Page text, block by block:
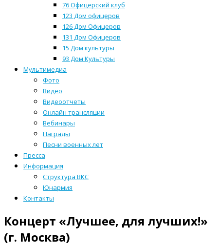
76 Офицерский клуб
123 Дом офицеров
126 Дом Офицеров
131 Дом Офицеров
15 Дом культуры
93 Дом Культуры
Мультимедиа
Фото
Видео
Видеоотчеты
Онлайн трансляции
Вебинары
Награды
Песни военных лет
Пресса
Информация
Структура ВКС
Юнармия
Контакты
Концерт «Лучшее, для лучших!»
(г. Москва)